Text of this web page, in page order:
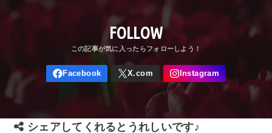
FOLLOW
シェアしてくれるとうれしいです♪